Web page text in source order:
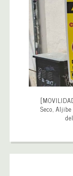
Seco,